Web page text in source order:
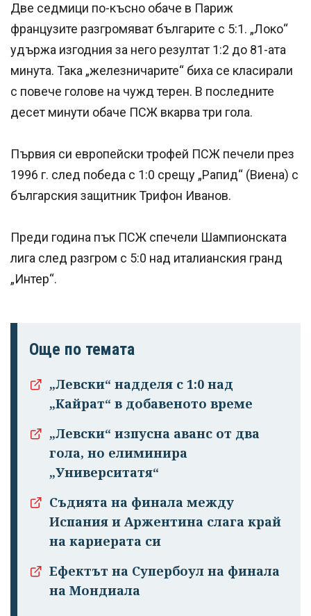
Две седмици по-късно обаче в Париж
французите разгромяват българите с 5:1. „Локо“
удържа изгодния за него резултат 1:2 до 81-ата
минута. Така „железничарите“ биха се класирали
с повече голове на чужд терен. В последните
десет минути обаче ПСЖ вкарва три гола.
Първия си европейски трофей ПСЖ печели през
1996 г. след победа с 1:0 срещу „Рапид“ (Виена) с
българския защитник Трифон Иванов.
Преди година пък ПСЖ спечели Шампионската
лига след разгром с 5:0 над италианския гранд
„Интер“.
Още по темата
„Левски“ надделя с 1:0 над
„Кайрат“ в добавеното време
„Левски“ изпусна аванс от два
гола, но елиминира
„Университатя“
Съдията на финала между
Испания и Аржентина слага край
на кариерата си
Ефектът на Супербоул на финала
на Мондиала